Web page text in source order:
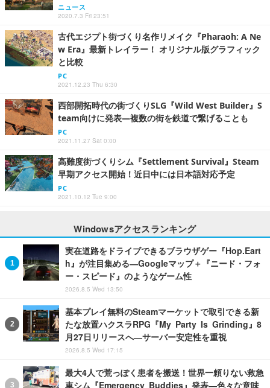
ニュース
2020.7.3 Fri 23:51
古代エジプト街づくり名作リメイク『Pharaoh: A Ne
w Era』最新トレイラー！ オリジナル版グラフィック
と比較
PC
2021.12.23 Thu 6:30
西部開拓時代の街づくりSLG『Wild West Builder』S
team向けに発表―複数の街を鉄道で繋げることも
PC
2021.11.27 Sat 0:00
高難度街づくりシム『Settlement Survival』Steam
早期アクセス開始！近日中には日本語対応予定
PC
2021.10.12 Tue 9:00
Windowsアクセスランキング
実在道路をドライブできるブラウザゲー『Hop.Eart
h』が注目集める―Googleマップ＋『ニード・フォ
ー・スピード』のようなゲーム性
2026.8.5 Wed 13:50
基本プレイ無料のSteamマーケットで取引できる新
たな放置ハクスラRPG『My Party Is Grinding』8
月27日リリースへ―サーバー安定性を重視
2026.8.5 Wed 17:15
最大4人で荒っぽく患者を搬送！世界一頼りない救急
車シム『Emergency Buddies』発表―色々な意味